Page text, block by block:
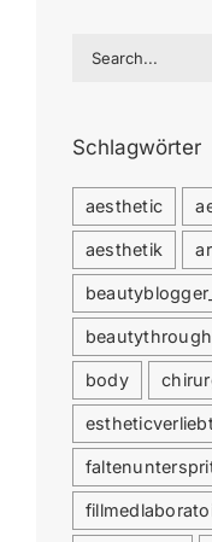
Search
Schlagwörter
aesthetic
aesthetik
body